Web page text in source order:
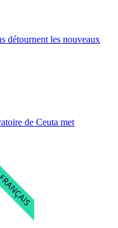
détournent les nouveaux
de Ceuta met